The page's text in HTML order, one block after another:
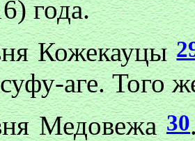
года.
Кожекауцы
аге. Того
Медовежа30